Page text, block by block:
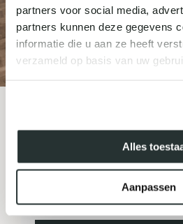
partners voor social media,
partners kunnen deze gegevens
informatie die u aan ze heeft
verzameld op basis van uw
Alles
Aanpassen